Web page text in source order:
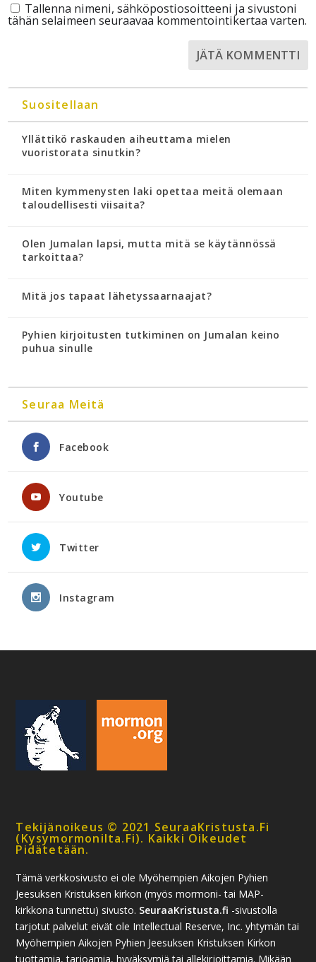
Tallenna nimeni, sähköpostiosoitteeni ja sivustoni
tähän selaimeen seuraavaa kommentointikertaa varten.
Suositellaan
Yllättikö raskauden aiheuttama mielen
vuoristorata sinutkin?
Miten kymmenysten laki opettaa meitä olemaan
taloudellisesti viisaita?
Olen Jumalan lapsi, mutta mitä se käytännössä
tarkoittaa?
Mitä jos tapaat lähetyssaarnaajat?
Pyhien kirjoitusten tutkiminen on Jumalan keino
puhua sinulle
Seuraa Meitä
Facebook
Youtube
Twitter
Instagram
Tekijänoikeus © 2021 SeuraaKristusta.fi
(kysymormonilta.fi). Kaikki Oikeudet
Pidätetään.
Tämä verkkosivusto ei ole Myöhempien Aikojen Pyhien
Jeesuksen Kristuksen kirkon (myös mormoni- tai MAP-
kirkkona tunnettu) sivusto. SeuraaKristusta.fi -sivustolla
tarjotut palvelut eivät ole Intellectual Reserve, Inc. yhtymän tai
Myöhempien Aikojen Pyhien Jeesuksen Kristuksen Kirkon
tuottamia, tarjoamia, hyväksymiä tai allekirjoittamia. Mikään